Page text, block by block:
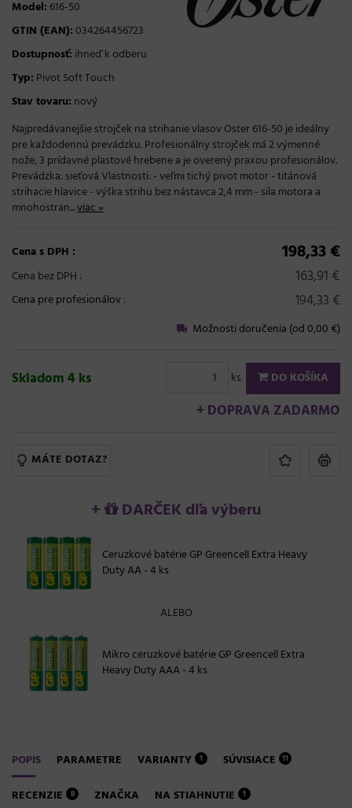
Model: 616-50
GTIN (EAN):034264456723
Dostupnosť: ihneď k odberu
Typ: Pivot Soft Touch
Stav tovaru: nový
Najpredávanejšie strojček na strihanie vlasov Oster 616-50 je ideálny
pre každodennú prevádzku. Profesionálny strojček má 2 výmenné
nože, 3 prídavné plastové hrebene a je overený praxou profesionálov.
Prevádzka: sieťová Vlastnosti: - veľmi tichý pivot motor - titánová
strihacie hlavice - výška strihu bez nástavca 2,4 mm - sila motora a
mnohostran...viac »
Cena s DPH : 198,33 €
Cena bez DPH : 163,91 €
Cena pre profesionálov: 194,33 €
Možnosti doručenia (od 0,00 €)
Skladom 4 ks ks DO KOŠÍKA
+ DOPRAVA ZADARMO
MÁTE DOTAZ?
+ DARČEK dľa výberu
Ceruzkové batérie GP Greencell Extra Heavy
Duty AA - 4 ks
ALEBO
Mikro ceruzkové batérie GP Greencell Extra
Heavy Duty AAA - 4 ks
POPIS PARAMETRE VARIANTY 1 SÚVISIACE 11
RECENZIE 8 ZNAČKA NA STIAHNUTIE 1